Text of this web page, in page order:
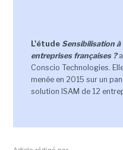
L'étude Sensibilisation à
entreprises françaises ?a
Conscio Technologies.
menée en 2015 sur un
solution ISAM de 12